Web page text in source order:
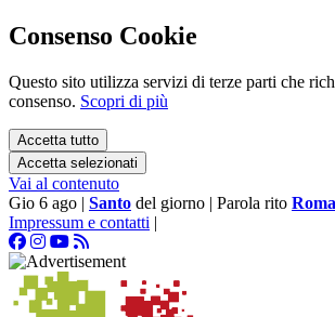
Consenso Cookie
Questo sito utilizza servizi di terze parti che
consenso. Scopri di più
Accetta tutto
Accetta selezionati
Vai al contenuto
Gio 6 ago | Santo del giorno | Parola rito
Impressum e contatti |